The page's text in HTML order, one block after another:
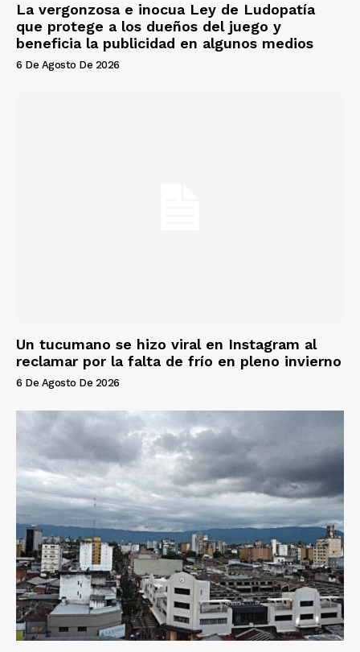
La vergonzosa e inocua Ley de Ludopatía
que protege a los dueños del juego y
beneficia la publicidad en algunos medios
6 De Agosto De 2026
Un tucumano se hizo viral en Instagram al
reclamar por la falta de frío en pleno invierno
6 De Agosto De 2026